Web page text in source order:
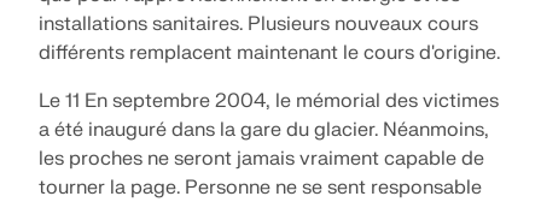
installations sanitaires. Plusieurs nouveaux cours
différents remplacent maintenant le cours d'origine.
Le 11 En septembre 2004, le mémorial des victimes
a été inauguré dans la gare du glacier. Néanmoins,
les proches ne seront jamais vraiment capable de
tourner la page. Personne ne se sent responsable